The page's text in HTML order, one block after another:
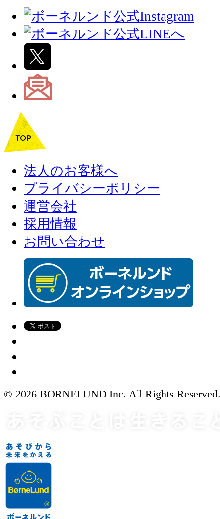
法人のお客様へ
プライバシーポリシー
運営会社
採用情報
お問い合わせ
© 2026 BORNELUND Inc. All Rights Reserved.